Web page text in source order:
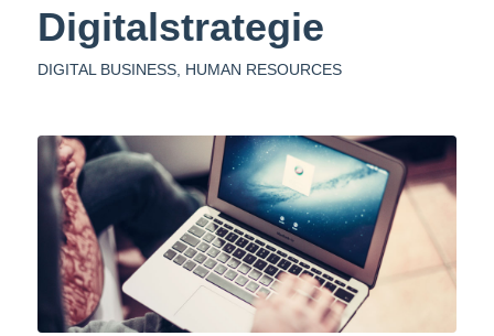
Digitalstrategie
DIGITAL BUSINESS, HUMAN RESOURCES